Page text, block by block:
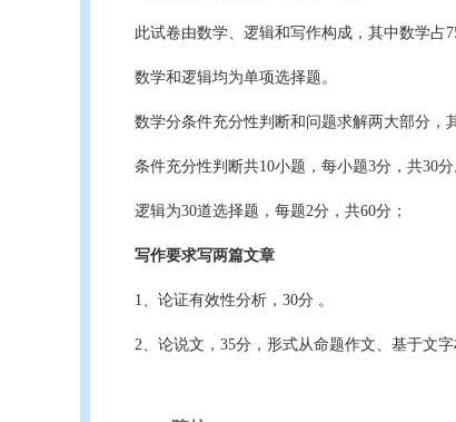
此试卷由数学、逻辑和写作构成，其中数学占
数学和逻辑均为单项选择题。
数学分条件充分性判断和问题求解两大部分，
条件充分性判断共10小题，每小题3分，共30分
逻辑为30道选择题，每题2分，共60分；
写作要求写两篇文章
1、论证有效性分析，30分 。
2、论说文，35分，形式从命题作文、基于文